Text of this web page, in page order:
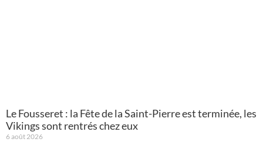
Le Fousseret : la Fête de la Saint-Pierre est terminée, les
Vikings sont rentrés chez eux
6 août 2026